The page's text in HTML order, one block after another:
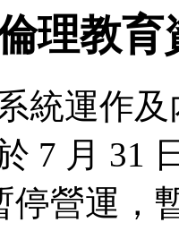
理教
統運作
7 月 31
停營運